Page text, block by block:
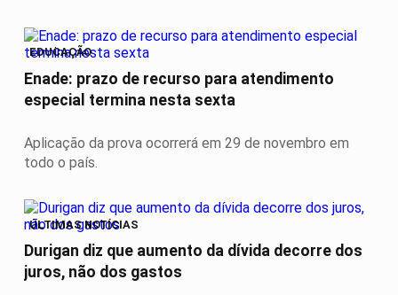
EDUCAÇÃO
Enade: prazo de recurso para atendimento
especial termina nesta sexta
Aplicação da prova ocorrerá em 29 de novembro em
todo o país.
ÚLTIMAS NOTÍCIAS
Durigan diz que aumento da dívida decorre dos
juros, não dos gastos